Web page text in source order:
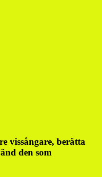
vissångare, berätta
den som